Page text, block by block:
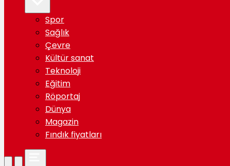
Spor
Sağlık
Çevre
Kültür sanat
Teknoloji
Eğitim
Röportaj
Dünya
Magazin
Fındık fiyatları